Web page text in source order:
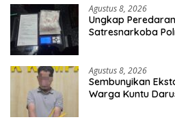
Agustus 8, 2026
Ungkap
Satresnarkoba
Agustus 8, 2026
Sembunyikan
Warga Kuntu